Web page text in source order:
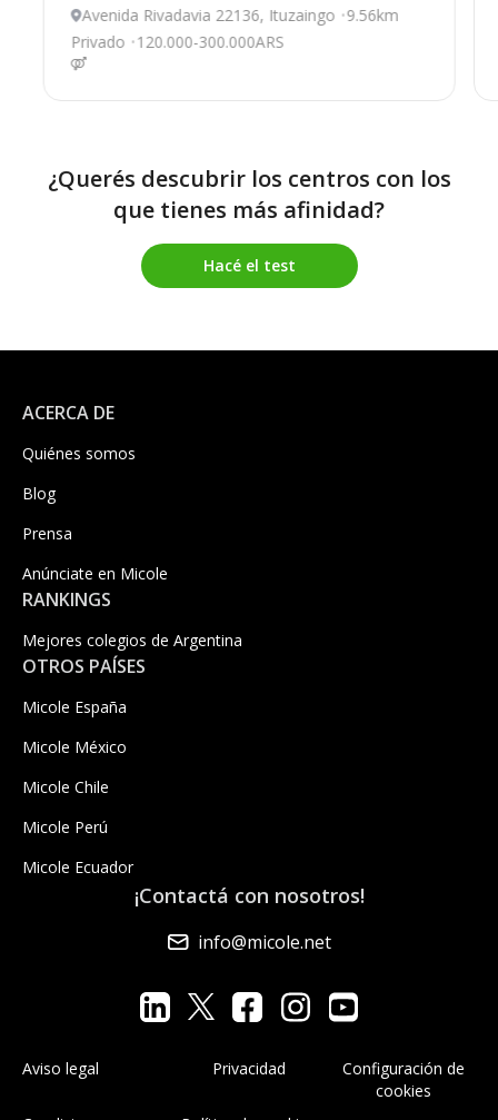
Avenida Rivadavia 22136, Ituzaingo 9.56km
Privado
120.000-300.000ARS
¿Querés descubrir los centros con los
que tienes más afinidad?
Hacé el test
ACERCA DE
Quiénes somos
Blog
Prensa
Anúnciate en Micole
RANKINGS
Mejores colegios de Argentina
OTROS PAÍSES
Micole España
Micole México
Micole Chile
Micole Perú
Micole Ecuador
¡Contactá con nosotros!
info@micole.net
Aviso legal Privacidad
Configuración de
cookies